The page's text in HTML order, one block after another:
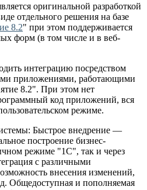
оригинальной разработкой
отдельного решения на базе
8.2" при этом поддерживается
форм (в том числе и в веб-
интеграцию посредством
приложениями, работающими
8.2". При этом нет
код приложений, вся
режиме.
Быстрое внедрение —
построение бизнес-
режиме "1С", так и через
с различными
внесения изменений,
Общедоступная и пополняемая